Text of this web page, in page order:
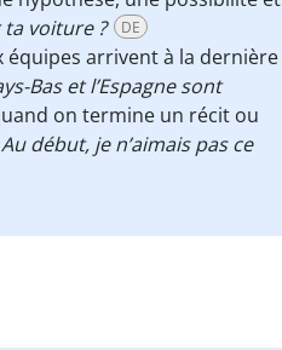
voiture ? DE
arrivent à la dernière
Bas et l’Espagne sont
on termine un récit ou
Au début, je n’aimais pas ce